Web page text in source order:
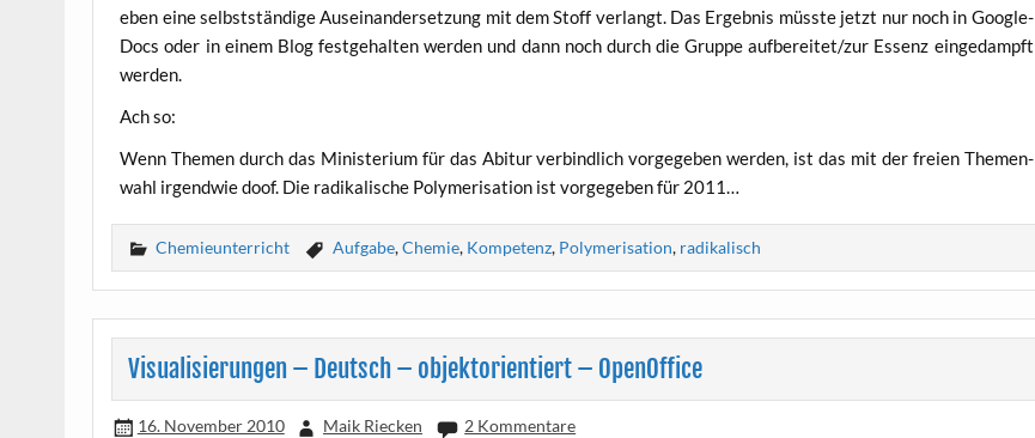
eben eine selbst­stän­di­ge Aus­ein­an­der­set­zung mit dem Stoff ver­langt. Das Ergeb­nis müss­te jetzt nur noch in Goo­g­le­
Docs oder in einem Blog fest­ge­hal­ten wer­den und dann noch durch die Grup­pe aufbereitet/zur Essenz ein­ge­dampft
werden.
Ach so:
Wenn The­men durch das Minis­te­ri­um für das Abitur ver­bind­lich vor­ge­ge­ben wer­den, ist das mit der frei­en The­men­
wahl irgend­wie doof. Die radi­ka­li­sche Poly­me­ri­sa­ti­on ist vor­ge­ge­ben für 2011…
Chemieunterricht Aufgabe,Chemie, Kompetenz, Polymerisation, radikalisch
Visualisierungen – Deutsch – objektorientiert – OpenOffice
16. November 2010 Maik Riecken 2 Kommentare